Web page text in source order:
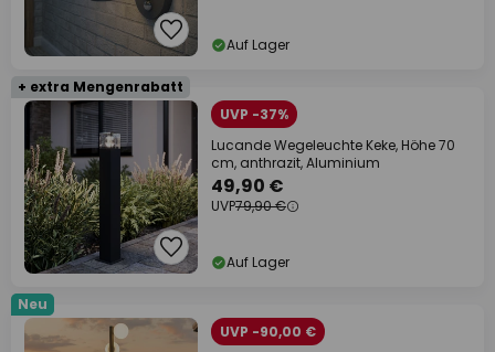
Auf Lager
+ extra Mengenrabatt
UVP -37%
Lucande Wegeleuchte Keke, Höhe 70
cm, anthrazit, Aluminium
49,90 €
UVP79,90 €
Auf Lager
Neu
UVP -90,00 €